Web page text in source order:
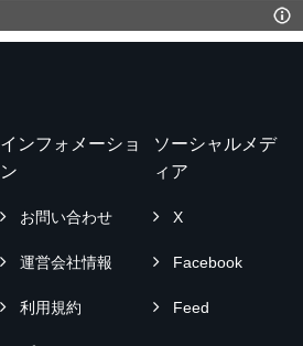
インフォメーショ
ン
お問い合わせ
運営会社情報
利用規約
ソーシャルメデ
ィア
X
Facebook
Feed